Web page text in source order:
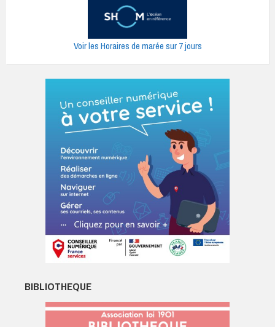
Voir les Horaires de marée sur 7 jours
BIBLIOTHEQUE